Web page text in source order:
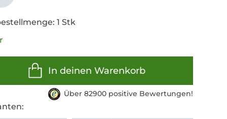
1 Stk
In deinen Warenkorb
Über 82900 positive Bewertungen!